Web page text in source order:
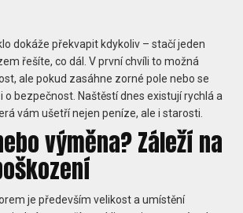
dokáže překvapit kdykoliv – stačí jeden
řešíte, co dál. V první chvíli to možná
ale pokud zasáhne zorné pole nebo se
o bezpečnost. Naštěstí dnes existují rychlá a
vám ušetří nejen peníze, ale i starosti.
výměna? Záleží na
je především velikost a umístění